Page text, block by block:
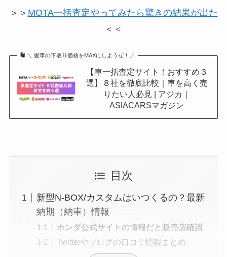
＞＞ MOTA一括査定やってみたら驚きの結果が出た
＜＜
＼ 愛車の下取り価格をMAXにしようぜ！／
【車一括査定サイト！おすすめ３
選】８社を徹底比較｜車を高く売
りたい人必見 | アジカ｜
ASIACARSマガジン
目次
新型N-BOX/カスタムはいつくるの？最新
納期（納車）情報
ホンダ公式サイトの情報だと販売店確認
Twitterやブログの口コミ情報まとめ